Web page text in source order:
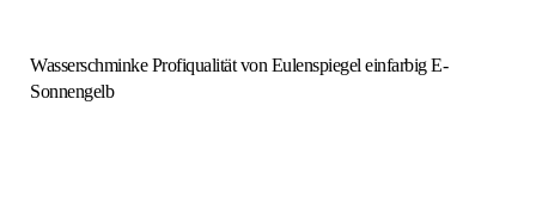
Wasserschminke Profiqualität von Eulenspiegel einfarbig E-
Sonnengelb